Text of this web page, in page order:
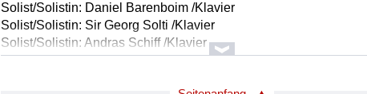
Solist/Solistin: Daniel Barenboim /Klavier
Solist/Solistin: Sir Georg Solti /Klavier
Solist/Solistin: Andras Schiff /Klavier
Orchester: English Chamber Orchestra